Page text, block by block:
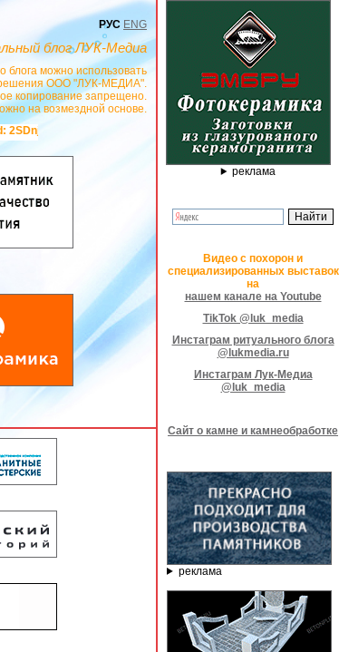
РУС ENG
блог ЛУК-Медиа
блога можно использовать
ООО "ЛУК-МЕДИА".
копирование запрещено.
на возмездной основе.
ФАВОРИТ ВСЕ ВИДЫ ГРОБОВ ОТ ПРОСТЫХ ТКАНЕВЫХ ДО
реклама
Видео с похорон и
специализированных выставок
на
нашем канале на Youtube
TikTok @luk_media
Инстаграм ритуального блога
@lukmedia.ru
Инстаграм Лук-Медиа
@luk_media
Сайт о камне и камнеобработке
реклама